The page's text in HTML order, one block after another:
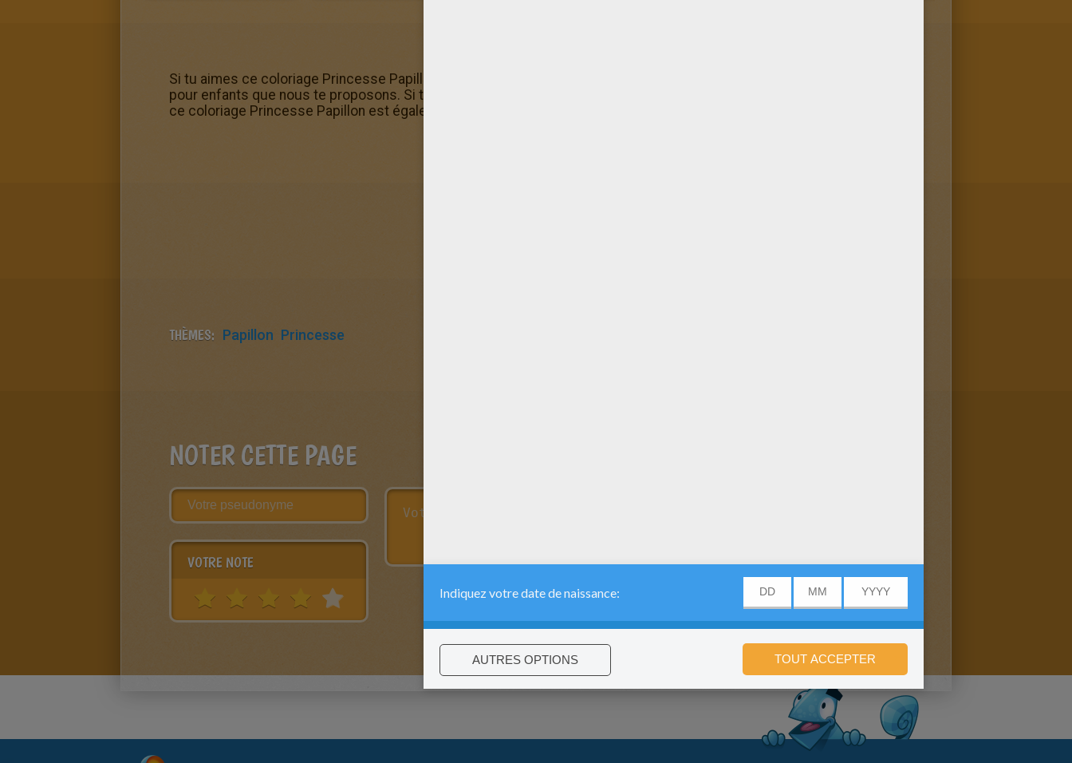
Si tu aimes ce coloriage Princesse Papillon, propose à tes amis de découvrir Hellokids ainsi que tous les contenus
pour enfants que nous te proposons. Si tu préfères colorier en ligne sur ton ordinateur, ta tablette ou ton smartphone,
ce coloriage Princesse Papillon est également disponible dans la Machine à colorier!
THÈMES: Papillon Princesse
NOTER CETTE PAGE
VOTRE NOTE